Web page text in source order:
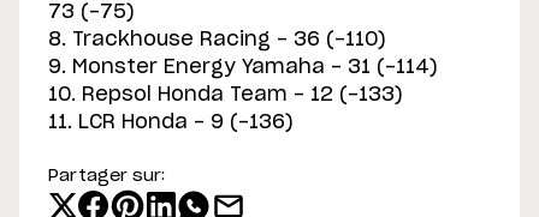
73 (-75)
8. Trackhouse Racing - 36 (-110)
9. Monster Energy Yamaha - 31 (-114)
10. Repsol Honda Team - 12 (-133)
11. LCR Honda - 9 (-136)
Partager sur: